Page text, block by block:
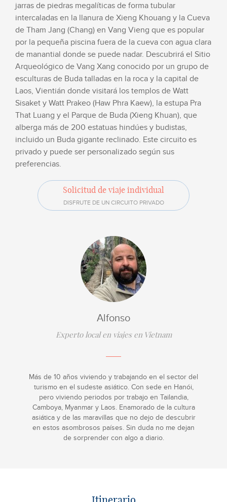
jarras de piedras megalíticas de forma tubular
intercaladas en la llanura de Xieng Khouang y la Cueva
de Tham Jang (Chang) en Vang Vieng que es popular
por la pequeña piscina fuera de la cueva con agua clara
de manantial donde se puede nadar. Descubrirá el Sitio
Arqueológico de Vang Xang conocido por un grupo de
esculturas de Buda talladas en la roca y la capital de
Laos, Vientián donde visitará los templos de Watt
Sisaket y Watt Prakeo (Haw Phra Kaew), la estupa Pra
That Luang y el Parque de Buda (Xieng Khuan), que
alberga más de 200 estatuas hindúes y budistas,
incluido un Buda gigante reclinado. Este circuito es
privado y puede ser personalizado según sus
preferencias.
Solicitud de viaje individual
DISFRUTE DE UN CIRCUITO PRIVADO
Alfonso
Experto local en viajes en Vietnam
Más de 10 años viviendo y trabajando en el sector del
turismo en el sudeste asiático. Con sede en Hanói,
pero viviendo periodos por trabajo en Tailandia,
Camboya, Myanmar y Laos. Enamorado de la cultura
asiática y de las maravillas que no dejo de descubrir
en estos asombrosos países. Sin duda no me dejan
de sorprender con algo a diario.